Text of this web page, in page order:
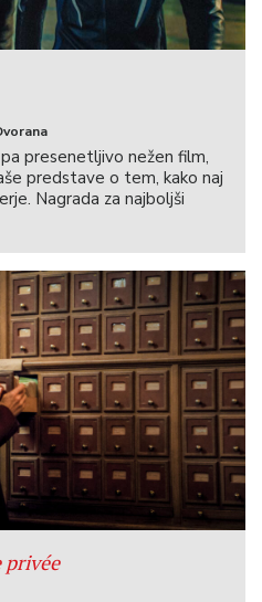
presenetljivo nežen film,
predstave o tem, kako naj
Nagrada za najboljši
privée